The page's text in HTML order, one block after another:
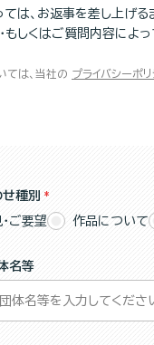
は、お返事を差し上げ
もしくはご質問内容によ
は、当社の プライバシーポリ
種別
ご要望
作品について
名等